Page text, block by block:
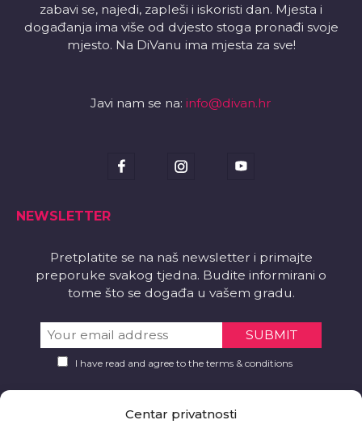
Centar privatnosti
zabavi se, najedi, zapleši i iskoristi dan. Mjesta i
događanja ima više od dvjesto stoga pronađi svoje
mjesto. Na DiVanu ima mjesta za sve!
Javi nam se na: info@divan.hr
NEWSLETTER
Pretplatite se na naš newsletter i primajte
preporuke svakog tjedna. Budite informirani o
tome što se događa u vašem gradu.
I have read and agree to the terms & conditions